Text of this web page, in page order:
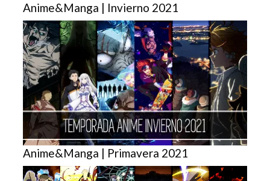
Anime&Manga | Invierno 2021
Anime&Manga | Primavera 2021